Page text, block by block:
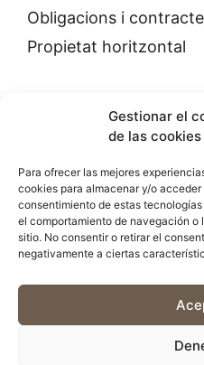
Gestionar el
de las cookies
Para ofrecer las mejores
cookies para almacenar y/o
consentimiento de estas
el comportamiento de navegación
sitio. No consentir o retirar el
negativamente a ciertas
Obligacions i
Propietat horitzontal
CODEX BCN ADVOCATS
Rambla de Catalunya, 90, 1-1
08008 Barcelona
932 003 371